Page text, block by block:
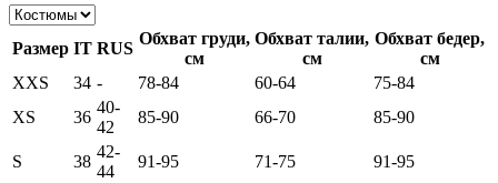
Размер IT RUS
Обхват груди,
см
Обхват талии,
см
Обхват бедер,
см
XXS
34 - 78-84 60-64
75-84
XS
36
40-
42
85-90 66-70 85-90
S 38
42-
44
91-95 71-75 91-95